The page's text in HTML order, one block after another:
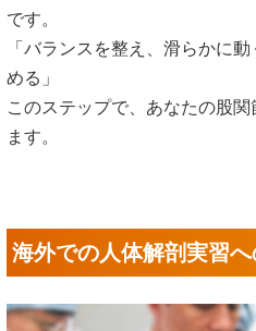
です。
「バランスを整え、滑らかに
める」
このステップで、あなたの股
ます。
海外での人体解剖実習